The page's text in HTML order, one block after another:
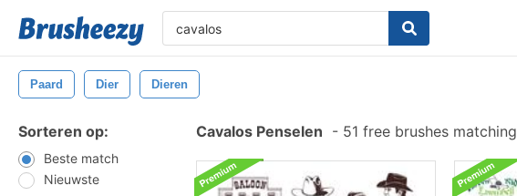
Paard Dier Dieren
Sorteren op:
Beste match
Nieuwste
Cavalos Penselen - 51 free brushes matching